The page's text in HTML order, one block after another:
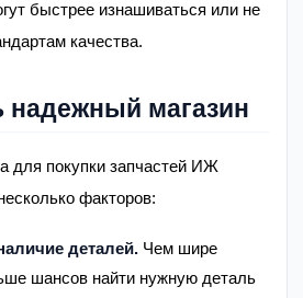
быстрее изнашиваться или не
качества.
надежный магазин
для покупки запчастей ИЖ
факторов:
деталей. Чем шире
шансов найти нужную деталь